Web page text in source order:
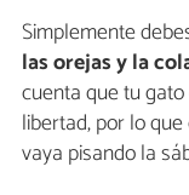
Simplemente
las orejas y la
cuenta que tu
libertad, por lo
vaya pisando la